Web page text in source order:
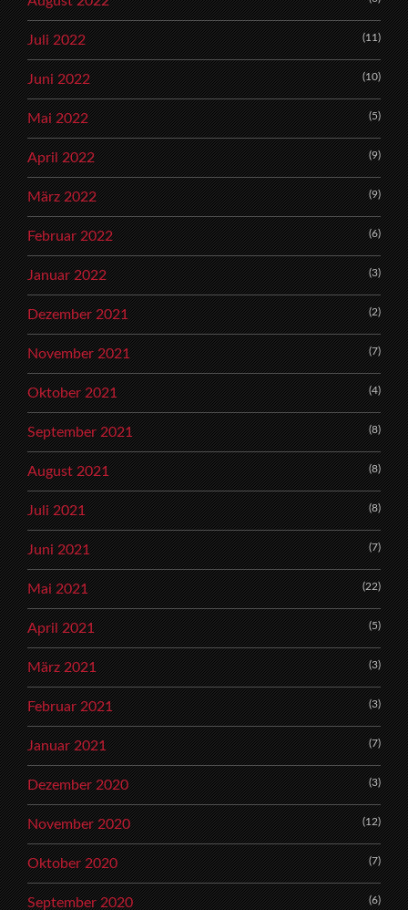
Juli 2022 (11)
Juni 2022 (10)
Mai 2022 (5)
April 2022 (9)
März 2022 (9)
Februar 2022 (6)
Januar 2022 (3)
Dezember 2021 (2)
November 2021 (7)
Oktober 2021 (4)
September 2021 (8)
August 2021 (8)
Juli 2021 (8)
Juni 2021 (7)
Mai 2021 (22)
April 2021 (5)
März 2021 (3)
Februar 2021 (3)
Januar 2021 (7)
Dezember 2020 (3)
November 2020 (12)
Oktober 2020 (7)
September 2020 (6)